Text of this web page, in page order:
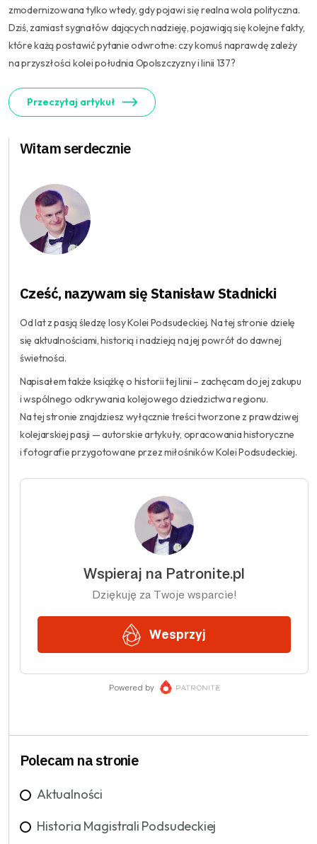
zmodernizowana tylko wtedy, gdy pojawi się realna wola polityczna.
Dziś, zamiast sygnałów dających nadzieję, pojawiają się kolejne fakty,
które każą postawić pytanie odwrotne: czy komuś naprawdę zależy
na przyszłości kolei południa Opolszczyzny i linii 137?
Przeczytaj artykuł
Witam serdecznie
Cześć, nazywam się Stanisław Stadnicki
Od lat z pasją śledzę losy Kolei Podsudeckiej. Na tej stronie dzielę
się aktualnościami, historią i nadzieją na jej powrót do dawnej
świetności.
Napisałem także książkę o historii tej linii – zachęcam do jej zakupu
i wspólnego odkrywania kolejowego dziedzictwa regionu.
Na tej stronie znajdziesz wyłącznie treści tworzone z prawdziwej
kolejarskiej pasji — autorskie artykuły, opracowania historyczne
i fotografie przygotowane przez miłośników Kolei Podsudeckiej.
Polecam na stronie
Aktualności
Historia Magistrali Podsudeckiej